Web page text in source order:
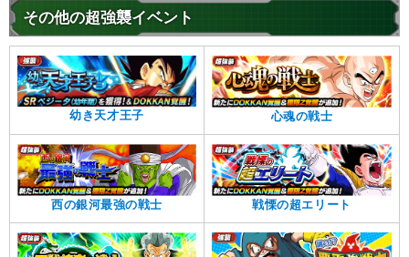
その他の超強襲イベント
幼き天才王子 心魂の戦士
西の銀河最強の戦士 戦慄の超エリート